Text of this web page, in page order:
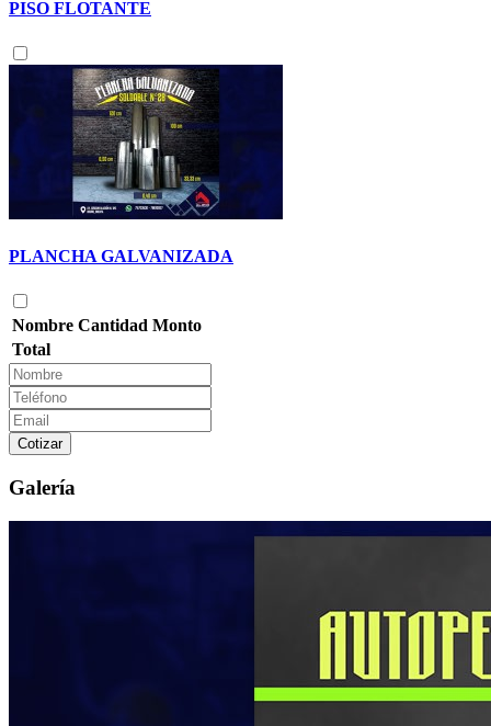
PISO FLOTANTE
PLANCHA GALVANIZADA
Nombre Cantidad Monto
Total
Cotizar
Galería